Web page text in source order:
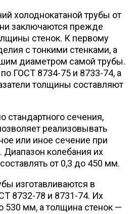
холоднокатаной трубы от
заключаются прежде
стенок. К первому
с тонкими стенками, а
диаметром самой трубы.
ГОСТ 8734-75 и 8733-74, а
толщины составляют
стандартного сечения,
реализовывать
или иное сечение при
Диапазон колебания их
от 0,3 до 450 мм.
изготавливаются в
8732-78 и 8731-74. Их
530 мм, а толщина стенок —